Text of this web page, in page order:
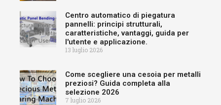
Centro automatico di piegatura
pannelli: principi strutturali,
caratteristiche, vantaggi, guida per
l'utente e applicazione.
13 luglio 2026
Come scegliere una cesoia per metalli
preziosi? Guida completa alla
selezione 2026
7 luglio 2026